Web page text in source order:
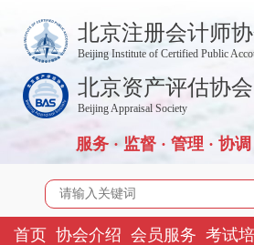
北京注册会计师
Beijing Institute of Certified Public
北京资产评估协会
Beijing Appraisal Society
服务 · 监督 · 管理 · 协调
首页 协会介绍 会员服务 考试